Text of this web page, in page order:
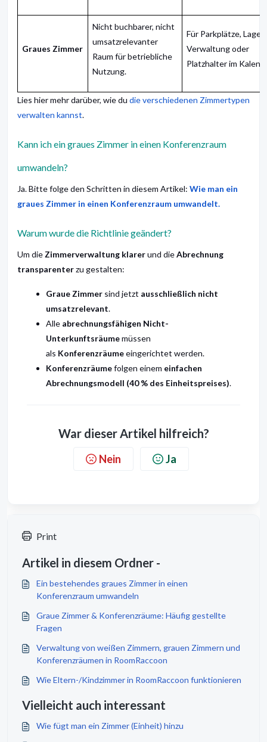
Graues Zimmer
Nicht buchbarer, nicht
umsatzrelevanter
Raum für betriebliche
Nutzung.
Für Parkplätze, Lager,
Verwaltung oder
Platzhalter im
Lies hier mehr darüber, wie du die verschiedenen Zimmertypen
verwalten kannst.
Kann ich ein graues Zimmer in einen Konferenzraum
umwandeln?
Ja. Bitte folge den Schritten in diesem Artikel: Wie man ein
graues Zimmer in einen Konferenzraum umwandelt.
Warum wurde die Richtlinie geändert?
Um die Zimmerverwaltung klarerund dieAbrechnung
transparenterzu gestalten:
Graue Zimmer sind jetzt ausschließlich nicht
umsatzrelevant.
Alle abrechnungsfähigen Nicht-
Unterkunftsräumemüssen
als Konferenzräumeeingerichtet werden.
Konferenzräumefolgen einem einfachen
Abrechnungsmodell (40 % des Einheitspreises).
War dieser Artikel hilfreich?
Nein Ja
Print
Artikel in diesem Ordner -
Ein bestehendes graues Zimmer in einen
Konferenzraum umwandeln
Graue Zimmer & Konferenzräume: Häufig gestellte
Fragen
Verwaltung von weißen Zimmern, grauen Zimmern und
Konferenzräumen in RoomRaccoon
Wie Eltern-/Kindzimmer in RoomRaccoon funktionieren
Vielleicht auch interessant
Wie fügt man ein Zimmer (Einheit) hinzu